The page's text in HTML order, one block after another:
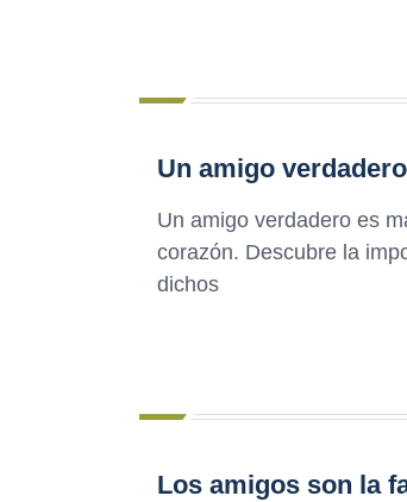
Un amigo
Un amigo verdadero es
corazón. Descubre la
dichos
Los amigos son la